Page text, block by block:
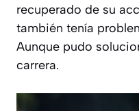
recuperado de su
también tenía
Aunque pudo
carrera.